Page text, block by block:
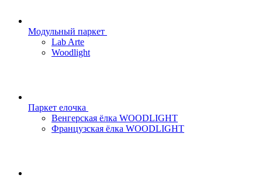
Модульный паркет
Lab Arte
Woodlight
Паркет елочка
Венгерская ёлка WOODLIGHT
Французская ёлка WOODLIGHT